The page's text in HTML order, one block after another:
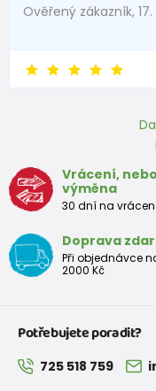
Ověřený zákazník,
Vrácení, nebo
výměna
30 dní na
Doprava
Při objednávce
2000 Kč
Potřebujete poradit?
725 518 759